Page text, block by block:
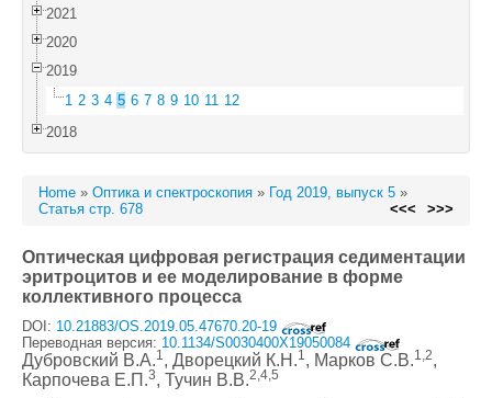
2021
2020
2019
1 2 3 4 5 6 7 8 9 10 11 12
2018
Home » Оптика и спектроскопия » Год 2019, выпуск 5 »
Статья стр. 678
<<< >>>
Оптическая цифровая регистрация седиментации
эритроцитов и ее моделирование в форме
коллективного процесса
DOI: 10.21883/OS.2019.05.47670.20-19
Переводная версия: 10.1134/S0030400X19050084
Дубровский В.А.1, Дворецкий К.Н.1, Марков С.В.1,2,
Карпочева Е.П.3, Тучин В.В.2,4,5